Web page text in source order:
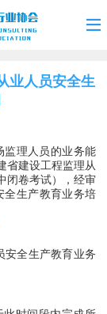
业人员安全生
监理人员的业务能
省建设工程监理从
卷考试）
，经审
全生产教育业务培
安全生产教育业务